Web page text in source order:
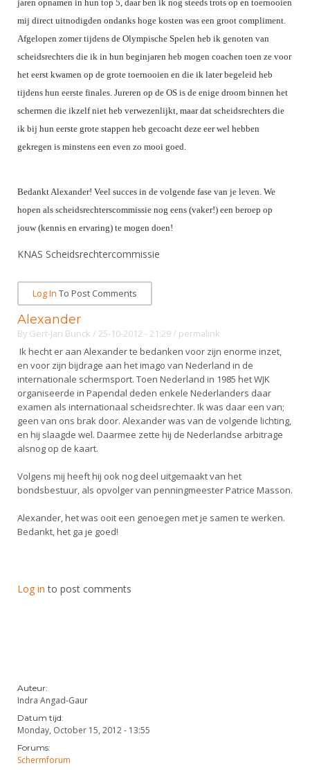
Contact
Medewerkers
Samenwerking
Formulieren
Alle Verenigingen
Witte Vlekkenplan
Oprichting Vereniging
Wedstrijdkalender
KNAS Keurmerk
NK's
JPT
Veteranenwedstrijden
Nieuws
Aanvragen van scheidsrechters
Scheidsrechterslijst
Import inschrijvingen uit Nahouw
Verwerk wedstrijduitslagen
NK organiseren
Promotie en logo
Geschiedenis van het schermen
Internationale aanmeldingen
Leraar
Voor scheidsrechters
Nieuws
Scheidsrechterslijst
Scheidsrechter Documentatie
Tuchtzaken
Archief
Infotheek
ALV
Touché
jaren opnamen in hun top 5, daar ben ik nog steeds trots op en toernooien
mij direct uitnodigden ondanks hoge kosten was een groot compliment.
Afgelopen zomer tijdens de Olympische Spelen heb ik genoten van
scheidsrechters die ik in hun beginjaren heb mogen coachen toen ze voor
het eerst kwamen op de grote toernooien en die ik later begeleid heb
tijdens hun eerste finales. Jureren op de OS is de enige droom binnen het
schermen die ikzelf niet heb verwezenlijkt, maar dat scheidsrechters die
ik bij hun eerste grote stappen heb gecoacht deze eer wel hebben
gekregen is minstens een even zo mooi goed.
Bedankt Alexander! Veel succes in de volgende fase van je leven. We
hopen als scheidsrechterscommissie nog eens (vaker!) een beroep op
jouw (kennis en ervaring) te mogen doen!
KNAS Scheidsrechtercommissie
Log In To Post Comments
Alexander
By Gert-Jan Bunck / 25-10-2012 - 21:29/ permalink
Ik hecht er aan Alexander te bedanken voor zijn enorme inzet,
en voor zijn bijdrage aan het imago van Nederland in de
internationale schermsport. Toen Nederland in 1985 het WJK
organiseerde in Papendal deden enkele Nederlanders daar
examen als internationaal scheidsrechter. Ik was daar een van;
geen van ons brak door. Alexander was van de volgende lichting,
en hij slaagde wel. Daarmee zette hij de Nederlandse arbitrage
alsnog op de kaart.
Volgens mij heeft hij ook nog deel uitgemaakt van het
bondsbestuur, als opvolger van penningmeester Patrice Masson.
Alexander, het was ooit een genoegen met je samen te werken.
Bedankt, het ga je goed!
Log in to post comments
Auteur:
Indra Angad-Gaur
Datum tijd:
Monday, October 15, 2012 - 13:55
Forums:
Schermforum